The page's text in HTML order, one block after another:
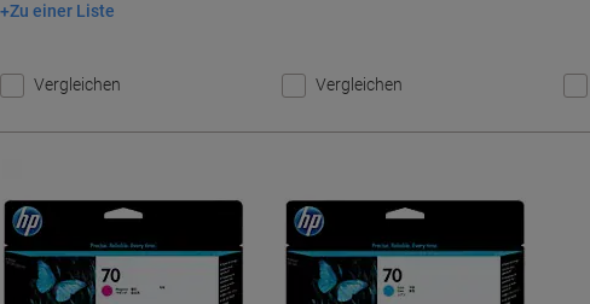
In den Warenkorb
Zu einer Liste
Vergleichen Vergleichen